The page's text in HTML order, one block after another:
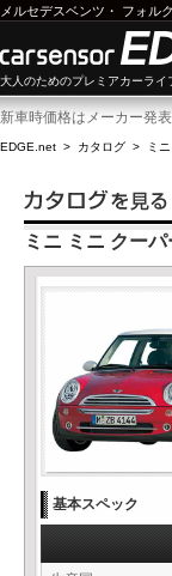
メルセデスベンツ ・ フォル
大人のためのプレミアカーラ
新車時価格はメーカー発
EDGE.net > カタログ > ミニ
ミニ ミニ クーパ
基本スペック